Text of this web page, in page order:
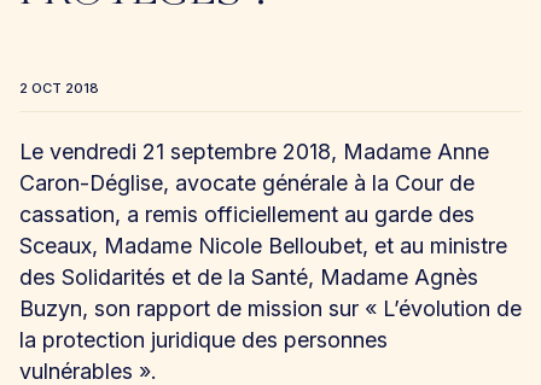
2 OCT 2018
Le vendredi 21 septembre 2018, Madame Anne
Caron-Déglise, avocate générale à la Cour de
cassation, a remis officiellement au garde des
Sceaux, Madame Nicole Belloubet, et au ministre
des Solidarités et de la Santé, Madame Agnès
Buzyn, son rapport de mission sur « L’évolution de
la protection juridique des personnes
vulnérables ».